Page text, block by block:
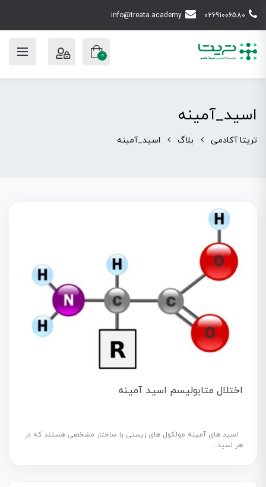
02691006580
info@treata.academy
0
اسید_آمینه
تریتا آکادمی بلاگ اسید_آمینه
اختلال متابولیسم اسید آمینه
اسید های آمینه مولکول های زیستی با ساختار مشخصی هستند که در
هر اسید...